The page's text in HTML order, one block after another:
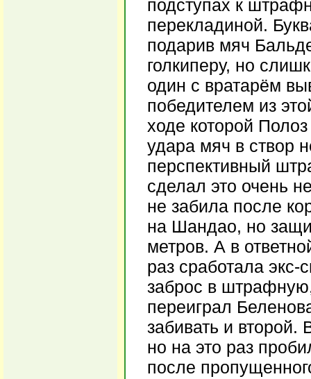
подступах к
перекладиной.
подарив мяч
голкиперу, но
один с вратарём
победителем из
ходе которой
удара мяч в створ
перспективный
сделал это очень
не забила после
на Шандао, но
метров. А в
раз сработала экс-
заброс в
переиграл
забивать и второй.
но на это раз
после